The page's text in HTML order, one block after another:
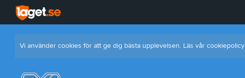
Vi använder cookies för att ge dig bästa upplevelsen. Läs vår cookiepolicy